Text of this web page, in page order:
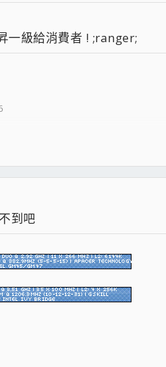
一級給消費者 ! ;ranger;
到吧